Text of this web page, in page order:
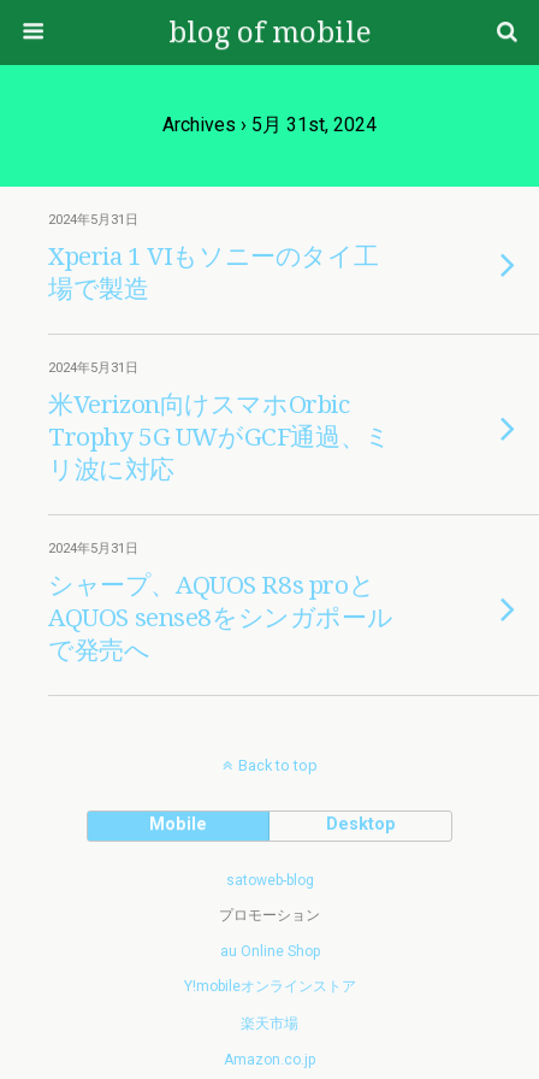
blog of mobile
Archives › 5月 31st, 2024
2024年5月31日
Xperia 1 VIもソニーのタイ工
場で製造
2024年5月31日
米Verizon向けスマホOrbic
Trophy 5G UWがGCF通過、ミ
リ波に対応
2024年5月31日
シャープ、AQUOS R8s proと
AQUOS sense8をシンガポール
で発売へ
Back to top
Mobile Desktop
satoweb-blog
プロモーション
au Online Shop
Y!mobileオンラインストア
楽天市場
Amazon.co.jp